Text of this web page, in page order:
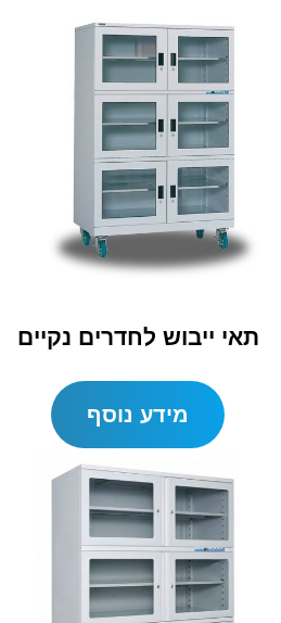
תאי ייבוש לחדרים נקיים
מידע נוסף